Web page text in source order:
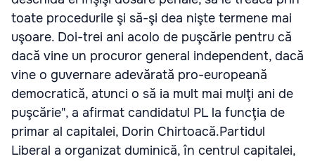
toate procedurile şi să-şi dea nişte termene mai
uşoare. Doi-trei ani acolo de puşcărie pentru că
dacă vine un procuror general independent, dacă
vine o guvernare adevărată pro-europeană
democratică, atunci o să ia mult mai mulţi ani de
puşcărie", a afirmat candidatul PL la funcţia de
primar al capitalei, Dorin Chirtoacă.Partidul
Liberal a organizat duminică, în centrul capitalei,